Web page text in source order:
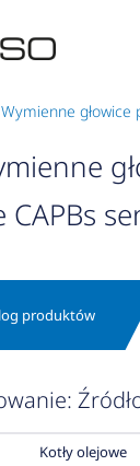
produktów
Kotły olejowe